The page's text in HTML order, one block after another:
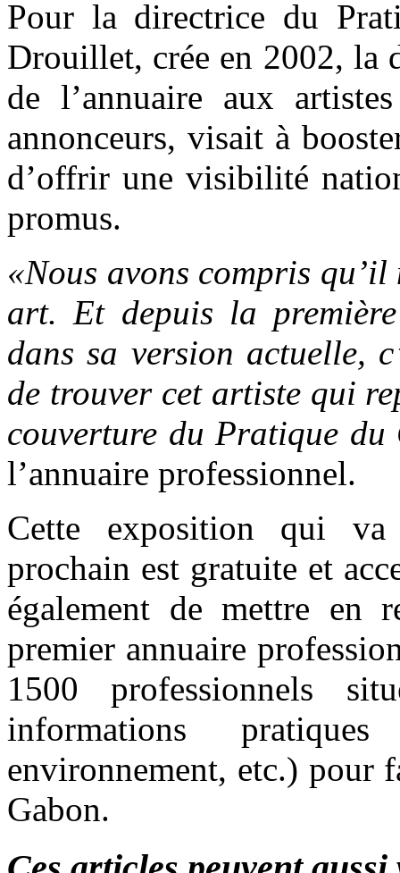
Pour la directrice du
Drouillet, crée en 2002, la
de l’annuaire aux
annonceurs, visait à
d’offrir une visibilité
promus.
«Nous avons compris
art. Et depuis la
dans sa version actuelle,
de trouver cet artiste qui
couverture du Pratique du
l’annuaire professionnel.
Cette exposition qui va
prochain est gratuite et
également de mettre en
premier annuaire
1500 professionnels
informations
environnement, etc.) pour
Gabon.